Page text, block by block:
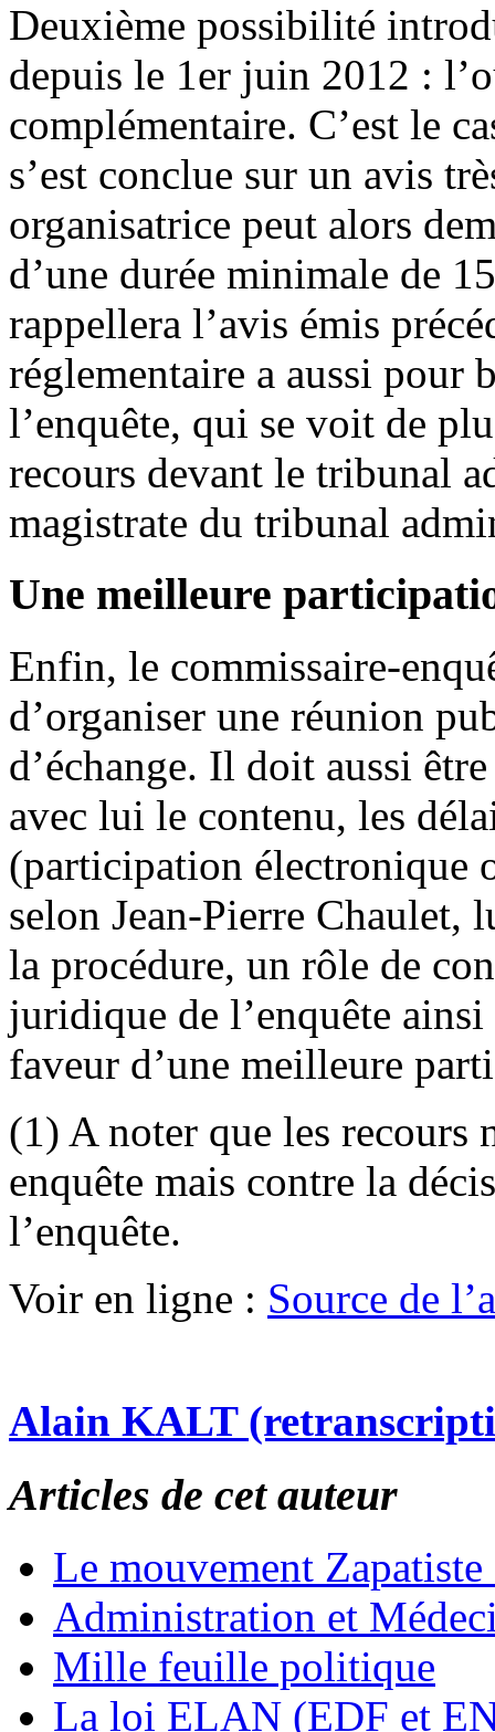
Deuxième possibilité
depuis le 1er juin 2012 :
complémentaire. C’est le
s’est conclue sur un avis
organisatrice peut alors
d’une durée minimale de
rappellera l’avis émis
réglementaire a aussi pour
l’enquête, qui se voit de
recours devant le tribunal
magistrate du tribunal
Une meilleure
Enfin, le commissaire-
d’organiser une réunion
d’échange. Il doit aussi
avec lui le contenu, les
(participation électronique
selon Jean-Pierre Chaulet,
la procédure, un rôle de
juridique de l’enquête
faveur d’une meilleure
(1) A noter que les recours
enquête mais contre la
l’enquête.
Voir en ligne : Source de
Alain KALT
Articles de cet auteur
Le mouvement
Administration et
Mille feuille politique
La loi ELAN (EDF et